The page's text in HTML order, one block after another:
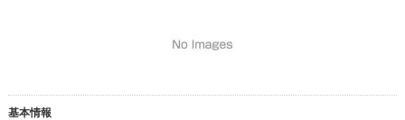
基本情報